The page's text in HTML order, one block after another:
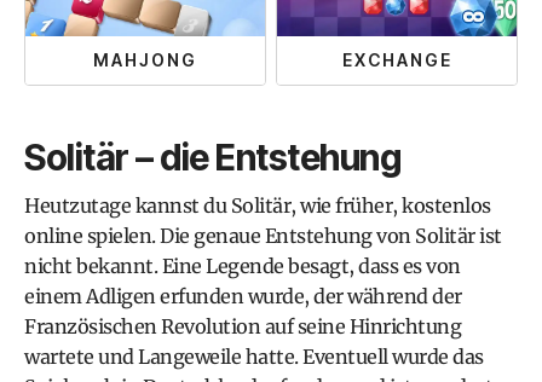
MAHJONG EXCHANGE
Solitär – die Entstehung
Heutzutage kannst du Solitär, wie früher, kostenlos
online spielen. Die genaue Entstehung von Solitär ist
nicht bekannt. Eine Legende besagt, dass es von
einem Adligen erfunden wurde, der während der
Französischen Revolution auf seine Hinrichtung
wartete und Langeweile hatte. Eventuell wurde das